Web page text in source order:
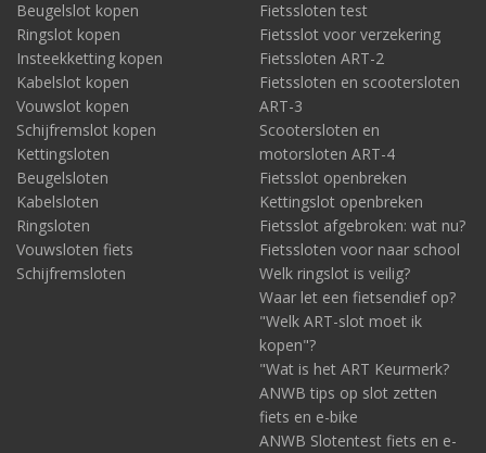
Beugelslot kopen
Ringslot kopen
Insteekketting kopen
Kabelslot kopen
Vouwslot kopen
Schijfremslot kopen
Kettingsloten
Beugelsloten
Kabelsloten
Ringsloten
Vouwsloten fiets
Schijfremsloten
Fietssloten test
Fietsslot voor verzekering
Fietssloten ART-2
Fietssloten en scootersloten
ART-3
Scootersloten en
motorsloten ART-4
Fietsslot openbreken
Kettingslot openbreken
Fietsslot afgebroken: wat nu?
Fietssloten voor naar school
Welk ringslot is veilig?
Waar let een fietsendief op?
"Welk ART-slot moet ik
kopen"?
"Wat is het ART Keurmerk?
ANWB tips op slot zetten
fiets en e-bike
ANWB Slotentest fiets en e-